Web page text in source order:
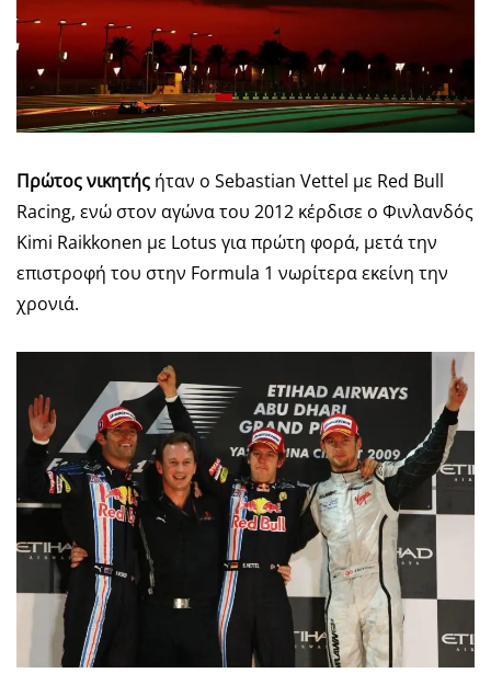
Πρώτος νικητής ήταν ο Sebastian Vettel με Red Bull
Racing, ενώ στον αγώνα του 2012 κέρδισε ο Φινλανδός
Kimi Raikkonen με Lotus για πρώτη φορά, μετά την
επιστροφή του στην Formula 1 νωρίτερα εκείνη την
χρονιά.